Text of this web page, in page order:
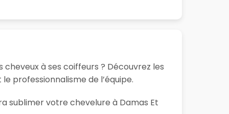
à ses coiffeurs ? Découvrez les
professionnalisme de l’équipe.
sublimer votre chevelure à Damas Et